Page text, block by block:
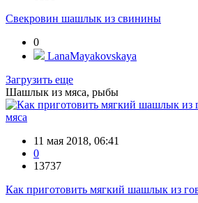
Свекровин шашлык из свинины
0
LanaMayakovskaya
Загрузить еще
Шашлык из мяса, рыбы
мяса
11 мая 2018, 06:41
0
13737
Как приготовить мягкий шашлык из